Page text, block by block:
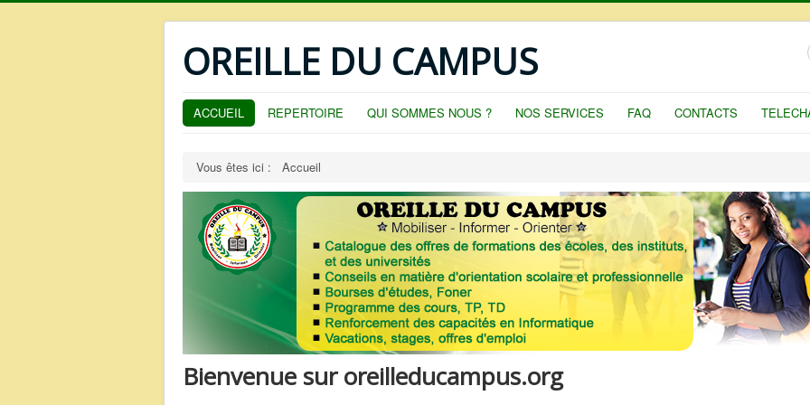
OREILLE DU CAMPUS
ACCUEIL REPERTOIRE QUI SOMMES NOUS ? NOS SERVICES FAQ CONTACTS
Vous êtes ici : Accueil
Bienvenue sur oreilleducampus.org